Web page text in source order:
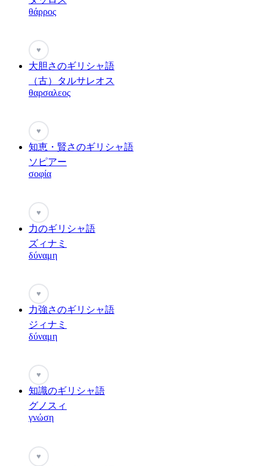
θάρρος
♥
大胆さのギリシャ語
（古）タルサレオス
θαρσαλεος
♥
知恵・賢さのギリシャ語
ソピアー
σοφία
♥
力のギリシャ語
ズィナミ
δύναμη
♥
力強さのギリシャ語
ジィナミ
δύναμη
♥
知識のギリシャ語
グノスィ
γνώση
♥